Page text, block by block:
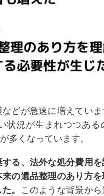
どが急速に増えてい
状況が生まれつつある
多くなっています。
る、法外な処分費用
の遺品整理のあり方
。
このような背景か